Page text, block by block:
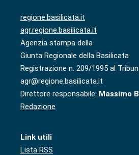
regione.basilicata.it
agr.regione.basilicata.it
Agenzia stampa della
Giunta Regionale della Basilicata
Registrazione n. 209/1995 al
agr@regione.basilicata.it
Direttore responsabile: Massimo
Redazione
Link utili
Lista RSS